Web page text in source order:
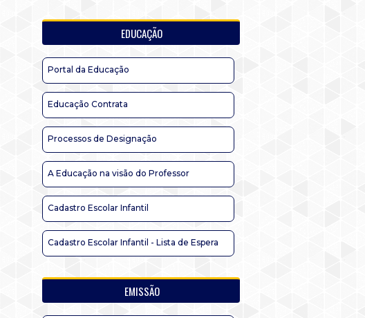
EDUCAÇÃO
Portal da Educação
Educação Contrata
Processos de Designação
A Educação na visão do Professor
Cadastro Escolar Infantil
Cadastro Escolar Infantil - Lista de Espera
EMISSÃO